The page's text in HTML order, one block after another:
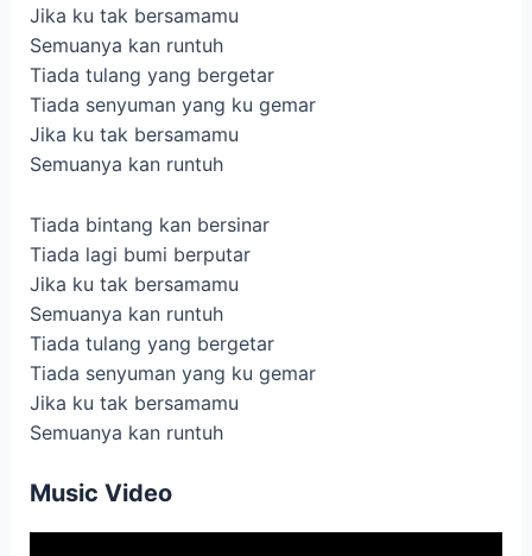
Jika ku tak bersamamu
Semuanya kan runtuh
Tiada tulang yang bergetar
Tiada senyuman yang ku gemar
Jika ku tak bersamamu
Semuanya kan runtuh
Tiada bintang kan bersinar
Tiada lagi bumi berputar
Jika ku tak bersamamu
Semuanya kan runtuh
Tiada tulang yang bergetar
Tiada senyuman yang ku gemar
Jika ku tak bersamamu
Semuanya kan runtuh
Music Video